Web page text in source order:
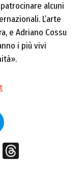
alcuni
L’arte
e Adriano Cossu
i più vivi
Email